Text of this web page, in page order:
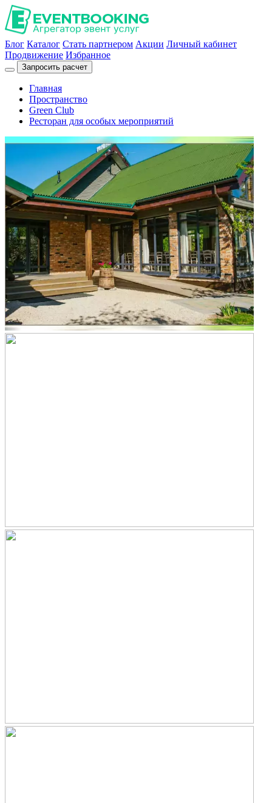
Блог Каталог Стать партнером Акции Личный кабинет
Продвижение Избранное
Запросить расчет
Главная
Пространство
Green Club
Ресторан для особых мероприятий